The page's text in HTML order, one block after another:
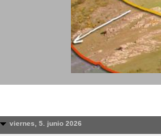
viernes, 5. junio 2026